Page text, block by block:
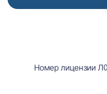
Номер лицензии